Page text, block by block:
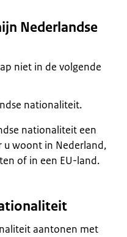
Nederlandse
niet in de volgende
nationaliteit.
nationaliteit een
woont in Nederland,
of in een EU-land.
aantonen met